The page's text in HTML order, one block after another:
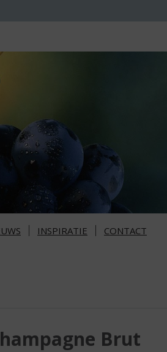
INSPIRATIE CONTACT
Brut